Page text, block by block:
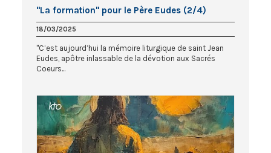
"La formation" pour le Père Eudes (2/4)
18/03/2025
"C’est aujourd’hui la mémoire liturgique de saint Jean
Eudes, apôtre inlassable de la dévotion aux Sacrés
Coeurs...